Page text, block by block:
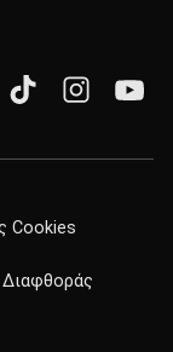
Cookies
Διαφθοράς